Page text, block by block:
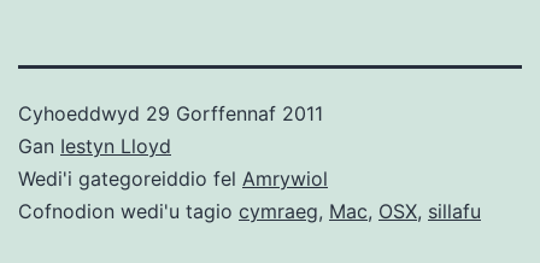
Cyhoeddwyd 29 Gorffennaf 2011
Gan Iestyn Lloyd
Wedi'i gategoreiddio fel Amrywiol
Cofnodion wedi'u tagio cymraeg, Mac, OSX, sillafu